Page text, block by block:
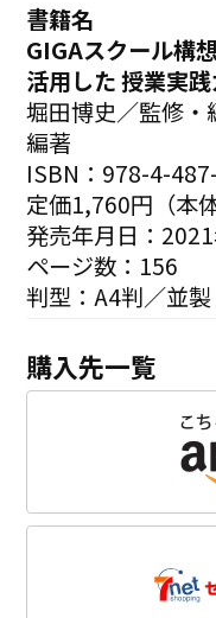
書籍名
GIGAスクール構
活用した 授業実
堀田博史／監修
編著
ISBN：978-4-
定価1,760円（本
発売年月日：
ページ数：156
判型：A4判／並製
購入先一覧